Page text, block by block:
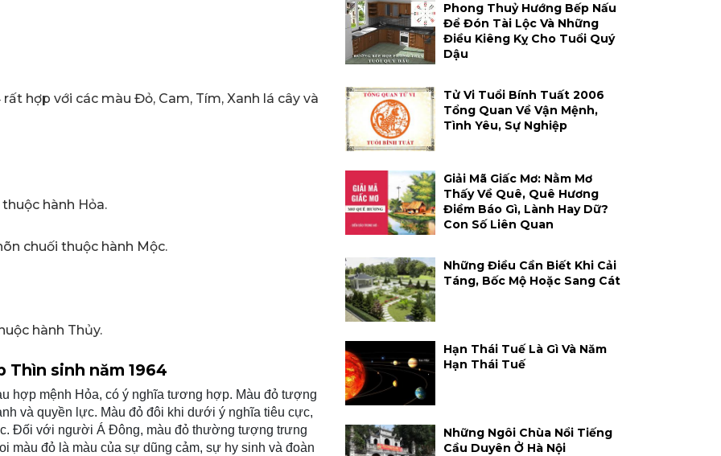
hợp với các màu Đỏ, Cam, Tím, Xanh lá cây và
hành Hỏa.
chuối thuộc hành Mộc.
hành Thủy.
Thìn sinh năm 1964
hợp mệnh Hỏa, có ý nghĩa tương hợp. Màu đỏ tượng
và quyền lực. Màu đỏ đôi khi dưới ý nghĩa tiêu cực,
Đối với người Á Đông, màu đỏ thường tượng trưng
màu đỏ là màu của sự dũng cảm, sự hy sinh và đoàn
Phong Thuỷ Hướng Bếp Nấu
Để Đón Tài Lộc Và Những
Điều Kiêng Kỵ Cho Tuổi Quý
Dậu
Tử Vi Tuổi Bính Tuất 2006
Tổng Quan Về Vận Mệnh,
Tình Yêu, Sự Nghiệp
Giải Mã Giấc Mơ: Nằm Mơ
Thấy Về Quê, Quê Hương
Điềm Báo Gì, Lành Hay Dữ?
Con Số Liên Quan
Những Điều Cần Biết Khi Cải
Táng, Bốc Mộ Hoặc Sang Cát
Hạn Thái Tuế Là Gì Và Năm
Hạn Thái Tuế
Những Ngôi Chùa Nổi Tiếng
Cầu Duyên Ở Hà Nội